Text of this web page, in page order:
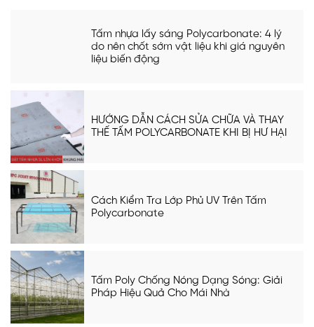
Tấm nhựa lấy sáng Polycarbonate: 4 lý
do nên chốt sớm vật liệu khi giá nguyên
liệu biến động
HƯỚNG DẪN CÁCH SỬA CHỮA VÀ THAY
THẾ TẤM POLYCARBONATE KHI BỊ HƯ HẠI
Cách Kiểm Tra Lớp Phủ UV Trên Tấm
Polycarbonate
Tấm Poly Chống Nóng Dạng Sóng: Giải
Pháp Hiệu Quả Cho Mái Nhà